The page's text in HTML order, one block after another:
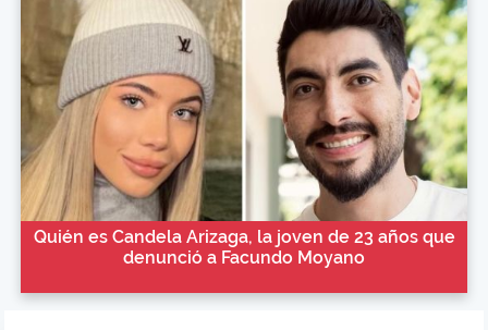
Quién es Candela Arizaga, la joven de 23 años que
denunció a Facundo Moyano